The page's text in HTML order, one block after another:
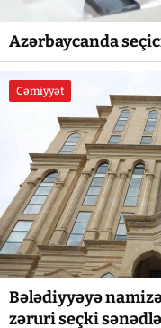
Azərbaycanda
Cəmiyyət
Bələdiyyəyə
zəruri seçki